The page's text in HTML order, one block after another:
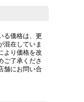
る価格は、更
混在していま
より価格を改
ご了承くださ
舗にお問い合